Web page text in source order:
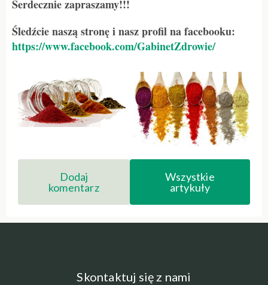
Serdecznie zapraszamy!!!
Śledźcie naszą stronę i nasz profil na facebooku:
https://www.facebook.com/GabinetZdrowie/
Dodaj
komentarz
Wszystkie
artykuły
Skontaktuj się z nami